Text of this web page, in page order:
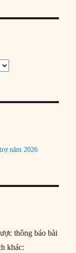
năm 2026
thông báo bài
khác: